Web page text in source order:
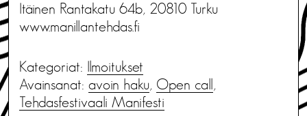
Itäinen Rantakatu 64b, 20810 Turku
www.manillantehdas.fi
Kategoriat: Ilmoitukset
Avainsanat: avoin haku, Open call ,
Tehdasfestivaali Manifesti